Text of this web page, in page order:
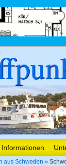
Informationen
aus Schweden »